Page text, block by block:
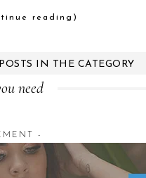
reading)
IN THE CATEGORY
need
-